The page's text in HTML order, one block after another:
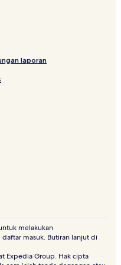
Kingdom
Kilim
Melaka
laporan
melakukan
masuk. Butiran lanjut di
Expedia Group. Hak cipta